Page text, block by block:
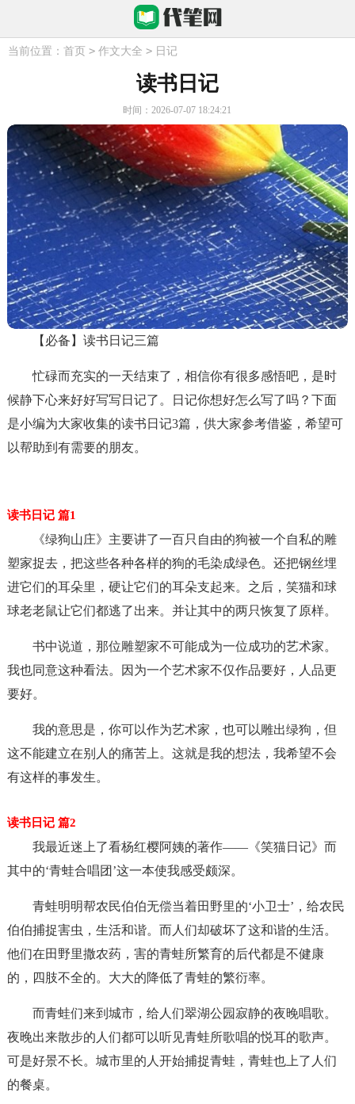
当前位置： 首页 > 作文大全 > 日记
读书日记
时间：2026-07-07 18:24:21
【必备】读书日记三篇
忙碌而充实的一天结束了，相信你有很多感悟吧，是时
候静下心来好好写写日记了。日记你想好怎么写了吗？下面
是小编为大家收集的读书日记3篇，供大家参考借鉴，希望可
以帮助到有需要的朋友。
读书日记 篇1
《绿狗山庄》主要讲了一百只自由的狗被一个自私的雕
塑家捉去，把这些各种各样的狗的毛染成绿色。还把钢丝埋
进它们的耳朵里，硬让它们的耳朵支起来。之后，笑猫和球
球老老鼠让它们都逃了出来。并让其中的两只恢复了原样。
书中说道，那位雕塑家不可能成为一位成功的艺术家。
我也同意这种看法。因为一个艺术家不仅作品要好，人品更
要好。
我的意思是，你可以作为艺术家，也可以雕出绿狗，但
这不能建立在别人的痛苦上。这就是我的想法，我希望不会
有这样的事发生。
读书日记 篇2
我最近迷上了看杨红樱阿姨的著作——《笑猫日记》而
其中的‘青蛙合唱团’这一本使我感受颇深。
青蛙明明帮农民伯伯无偿当着田野里的‘小卫士’，给农民
伯伯捕捉害虫，生活和谐。而人们却破坏了这和谐的生活。
他们在田野里撒农药，害的青蛙所繁育的后代都是不健康
的，四肢不全的。大大的降低了青蛙的繁衍率。
而青蛙们来到城市，给人们翠湖公园寂静的夜晚唱歌。
夜晚出来散步的人们都可以听见青蛙所歌唱的悦耳的歌声。
可是好景不长。城市里的人开始捕捉青蛙，青蛙也上了人们
的餐桌。